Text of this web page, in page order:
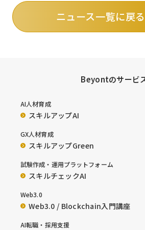
ニュース一覧に戻る
Beyontのサービ
AI人材育成
スキルアップAI
GX人材育成
スキルアップGreen
試験作成・運用プラットフォーム
スキルチェックAI
Web3.0
Web3.0 / Blockchain入門講座
AI転職・採用支援